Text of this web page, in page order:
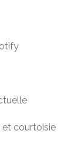
et courtoisie